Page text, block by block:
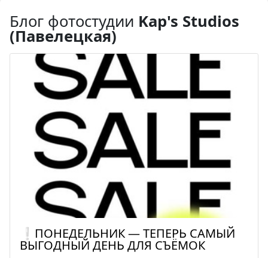
Блог фотостудии Kap's Studios
(Павелецкая)
❕ПОНЕДЕЛЬНИК — ТЕПЕРЬ САМЫЙ
ВЫГОДНЫЙ ДЕНЬ ДЛЯ СЪЁМОК